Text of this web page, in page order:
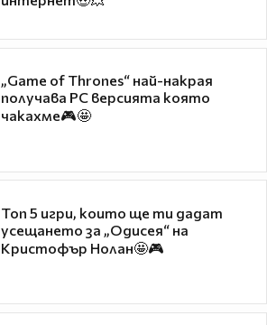
„Game of Thrones“ най-накрая
получава PC версията която
чакахме🎮🤩
Топ 5 игри, които ще ти дадат
усещането за „Одисея“ на
Кристофър Нолан🤩🎮